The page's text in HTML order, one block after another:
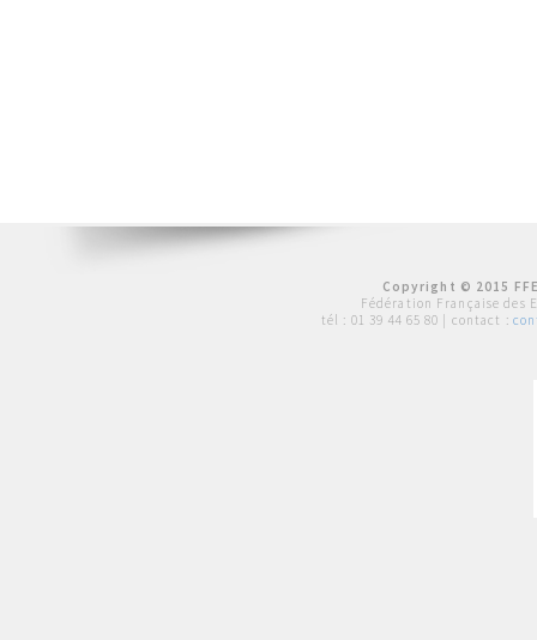
Copyright © 2015
Fédération Française des
tél : 01 39 44 65 80 | contact :